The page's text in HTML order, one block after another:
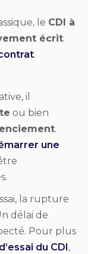
le CDI à
écrit.
.
il
ou bien
.
une
la rupture
délai de
Pour plus
du CDI,